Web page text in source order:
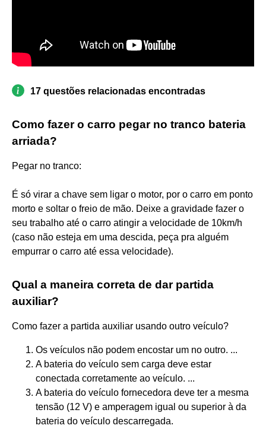
17 questões relacionadas encontradas
Como fazer o carro pegar no tranco bateria
arriada?
Pegar no tranco:
É só virar a chave sem ligar o motor, por o carro em ponto
morto e soltar o freio de mão. Deixe a gravidade fazer o
seu trabalho até o carro atingir a velocidade de 10km/h
(caso não esteja em uma descida, peça pra alguém
empurrar o carro até essa velocidade).
Qual a maneira correta de dar partida
auxiliar?
Como fazer a partida auxiliar usando outro veículo?
Os veículos não podem encostar um no outro. ...
A bateria do veículo sem carga deve estar
conectada corretamente ao veículo. ...
A bateria do veículo fornecedora deve ter a mesma
tensão (12 V) e amperagem igual ou superior à da
bateria do veículo descarregada.